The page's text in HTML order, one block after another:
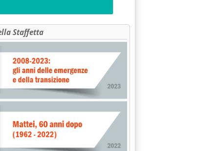
Staffetta